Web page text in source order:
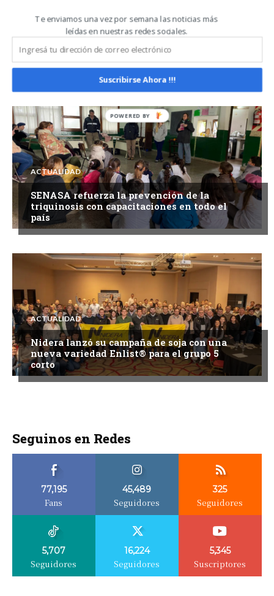
ACTUALIDAD
ASA y Federación Agraria Argentina
fortalecen el diálogo para impulsar una
agenda común en favor del productor
ACTUALIDAD
SENASA refuerza la prevención de la
triquinosis con capacitaciones en todo el
país
ACTUALIDAD
Nidera lanzó su campaña de soja con una
nueva variedad Enlist® para el grupo 5
corto
Seguinos en Redes
77,195
Fans
45,489
Seguidores
325
Seguidores
5,707
Seguidores
16,224
Seguidores
5,345
Suscriptores
Te enviamos una vez por semana las noticias más
leídas en nuestras redes sociales.
Suscribirse Ahora !!!